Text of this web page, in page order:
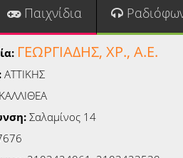
Παιχνίδια
ΓΕΩΡΓΙΑΔΗΣ, ΧΡ., Α.Ε.
ΑΤΤΙΚΗΣ
ΚΑΛΛΙΘΕΑ
Σαλαμίνος 14